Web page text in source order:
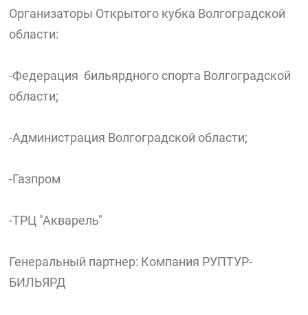
Организаторы Открытого кубка Волгоградской
области:
-Федерация бильярдного спорта Волгоградской
области;
-Администрация Волгоградской области;
-Газпром
-ТРЦ "Акварель"
Генеральный партнер: Компания РУПТУР-
БИЛЬЯРД